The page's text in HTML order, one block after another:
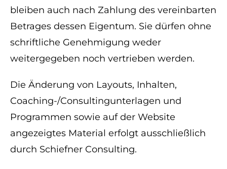
bleiben auch nach Zahlung des vereinbarten
Betrages dessen Eigentum. Sie dürfen ohne
schriftliche Genehmigung weder
weitergegeben noch vertrieben werden.
Die Änderung von Layouts, Inhalten,
Coaching-/Consultingunterlagen und
Programmen sowie auf der Website
angezeigtes Material erfolgt ausschließlich
durch Schiefner Consulting.